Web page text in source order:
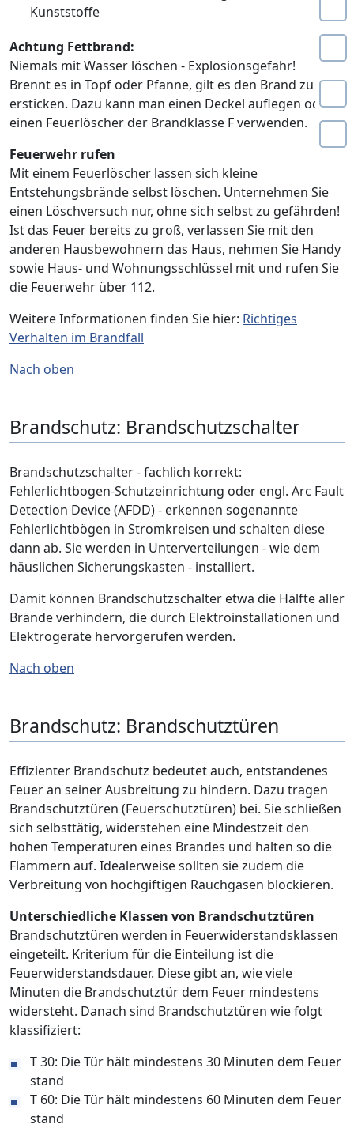
Kunststoffe
Achtung Fettbrand:
Niemals mit Wasser löschen - Explosionsgefahr!
Brennt es in Topf oder Pfanne, gilt es den Brand zu
ersticken. Dazu kann man einen Deckel auflegen oder
einen Feuerlöscher der Brandklasse F verwenden.
Feuerwehr rufen
Mit einem Feuerlöscher lassen sich kleine
Entstehungsbrände selbst löschen. Unternehmen Sie
einen Löschversuch nur, ohne sich selbst zu gefährden!
Ist das Feuer bereits zu groß, verlassen Sie mit den
anderen Hausbewohnern das Haus, nehmen Sie Handy
sowie Haus- und Wohnungsschlüssel mit und rufen Sie
die Feuerwehr über 112.
Weitere Informationen finden Sie hier: Richtiges
Verhalten im Brandfall
Nach oben
Brandschutz: Brandschutzschalter
Brandschutzschalter - fachlich korrekt:
Fehlerlichtbogen-Schutzeinrichtung oder engl. Arc Fault
Detection Device (AFDD) - erkennen sogenannte
Fehlerlichtbögen in Stromkreisen und schalten diese
dann ab. Sie werden in Unterverteilungen - wie dem
häuslichen Sicherungskasten - installiert.
Damit können Brandschutzschalter etwa die Hälfte aller
Brände verhindern, die durch Elektroinstallationen und
Elektrogeräte hervorgerufen werden.
Nach oben
Brandschutz: Brandschutztüren
Effizienter Brandschutz bedeutet auch, entstandenes
Feuer an seiner Ausbreitung zu hindern. Dazu tragen
Brandschutztüren (Feuerschutztüren) bei. Sie schließen
sich selbsttätig, widerstehen eine Mindestzeit den
hohen Temperaturen eines Brandes und halten so die
Flammern auf. Idealerweise sollten sie zudem die
Verbreitung von hochgiftigen Rauchgasen blockieren.
Unterschiedliche Klassen von Brandschutztüren
Brandschutztüren werden in Feuerwiderstandsklassen
eingeteilt. Kriterium für die Einteilung ist die
Feuerwiderstandsdauer. Diese gibt an, wie viele
Minuten die Brandschutztür dem Feuer mindestens
widersteht. Danach sind Brandschutztüren wie folgt
klassifiziert:
T 30: Die Tür hält mindestens 30 Minuten dem Feuer
stand
T 60: Die Tür hält mindestens 60 Minuten dem Feuer
stand